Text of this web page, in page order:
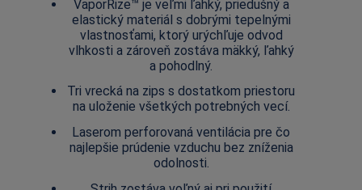
VaporRize™ je veľmi ľahký, priedušný a
elastický materiál s dobrými tepelnými
vlastnosťami, ktorý urýchľuje odvod
vlhkosti a zároveň zostáva mäkký, ľahký
a pohodlný.
Tri vrecká na zips s dostatkom priestoru
na uloženie všetkých potrebných vecí.
Laserom perforovaná ventilácia pre čo
najlepšie prúdenie vzduchu bez zníženia
odolnosti.